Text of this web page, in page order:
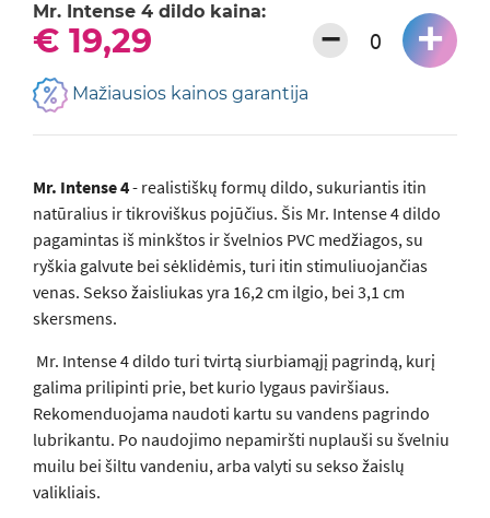
Mr. Intense 4 dildo kaina:
€ 19,29 − +
Mažiausios kainos garantija
Mr. Intense 4- realistiškų formų dildo, sukuriantis itin
natūralius ir tikroviškus pojūčius. Šis Mr. Intense 4 dildo
pagamintas iš minkštos ir švelnios PVC medžiagos, su
ryškia galvute bei sėklidėmis, turi itin stimuliuojančias
venas. Sekso žaisliukas yra 16,2 cm ilgio, bei 3,1 cm
skersmens.
Mr. Intense 4 dildo turi tvirtą siurbiamąjį pagrindą, kurį
galima prilipinti prie, bet kurio lygaus paviršiaus.
Rekomenduojama naudoti kartu su vandens pagrindo
lubrikantu. Po naudojimo nepamiršti nuplauši su švelniu
muilu bei šiltu vandeniu, arba valyti su sekso žaislų
valikliais.